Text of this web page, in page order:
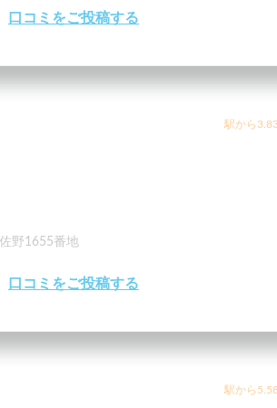
口コミをご投稿する
駅から
野1655番地
口コミをご投稿する
駅から